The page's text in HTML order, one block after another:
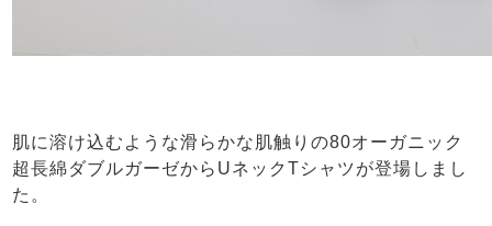
肌に溶け込むような滑らかな肌触りの80オーガニック
超長綿ダブルガーゼからUネックTシャツが登場しまし
た。